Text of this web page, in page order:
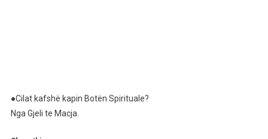
●Cilat kafshë kapin Botën Spirituale?
Nga Gjeli te Macja.